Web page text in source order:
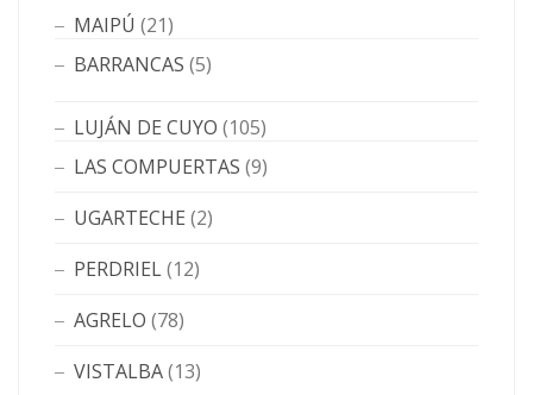
MAIPÚ (21)
BARRANCAS (5)
LUJÁN DE CUYO (105)
LAS COMPUERTAS (9)
UGARTECHE (2)
PERDRIEL(12)
AGRELO (78)
VISTALBA(13)